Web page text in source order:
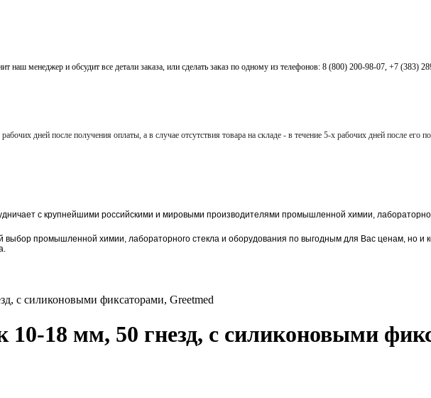
наш менеджер и обсудит все детали заказа, или сделать заказ по одному из телефонов: 8 (800) 200-98-07, +7 (383)
дней после получения оплаты, а в случае отсутствия товара на складе - в течение 5-х рабочих дней после
с крупнейшими российскими и мировыми производителями промышленной химии,
выбор промышленной химии, лабораторного стекла и оборудования по выгодным для Вас ценам, но и
с силиконовыми фиксаторами, Greetmed
10-18 мм, 50 гнезд, с силиконовыми